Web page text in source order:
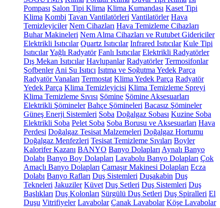
Pompası Salon Tipi Klima Klima Kumandası Kaset Tipi
Klima Kombi Tavan Vantilatörleri Vantilatörler Hava
Temizleyiciler Nem Cihazları Hava Temizleme Cihazları
Buhar Makineleri Nem Alma Cihazları ve Rutubet Gidericiler
Elektrikli Isıtıcılar Quartz Isıtıcılar Infrared Isıtıcılar Kule Tipi
IsıtıcılarYağlı Radyatör Fanlı Isıtıcılar Elektrikli Radyatörler
Dış Mekan Isıtıcılar Havlupanlar Radyatörler Termosifonlar
Şofbenler Ani Su Isıtıcı Isıtma ve Soğutma Yedek Parça
Radyatör Vanaları Termostat Klima Yedek Parça Radyatör
Yedek Parça Klima Temizleyicisi Klima Temizleme Spreyi
Klima Temizleme Sıvısı Şömine Şömine Aksesuarları
Elektrikli Şömineler Bahçe Şömineleri Bacasız Şömineler
Güneş Enerji Sistemleri Soba Doğalgaz Sobası Kuzine Soba
Elektrikli Soba Pelet Soba Soba Borusu ve Aksesuarları Hava
Perdesi Doğalgaz Tesisat Malzemeleri Doğalgaz Hortumu
Doğalgaz Menfezleri Tesisat Temizleme Sıvıları Boyler
Kalorifer Kazanı BANYO Banyo Dolapları Aynalı Banyo
Dolabı Banyo Boy Dolapları Lavabolu Banyo Dolapları Çok
Amaçlı Banyo Dolapları Çamaşır Makinesi Dolapları Ecza
Dolabı Banyo Rafları Duş Sistemleri Duşakabin Duş
Tekneleri Jakuziler Küvet Duş Setleri Duş Sistemleri Duş
Başlıkları Duş Kolonları Sürgülü Duş Setleri Duş Spiralleri El
Duşu Vitrifiyeler Lavabolar Çanak Lavabolar Köşe Lavabolar